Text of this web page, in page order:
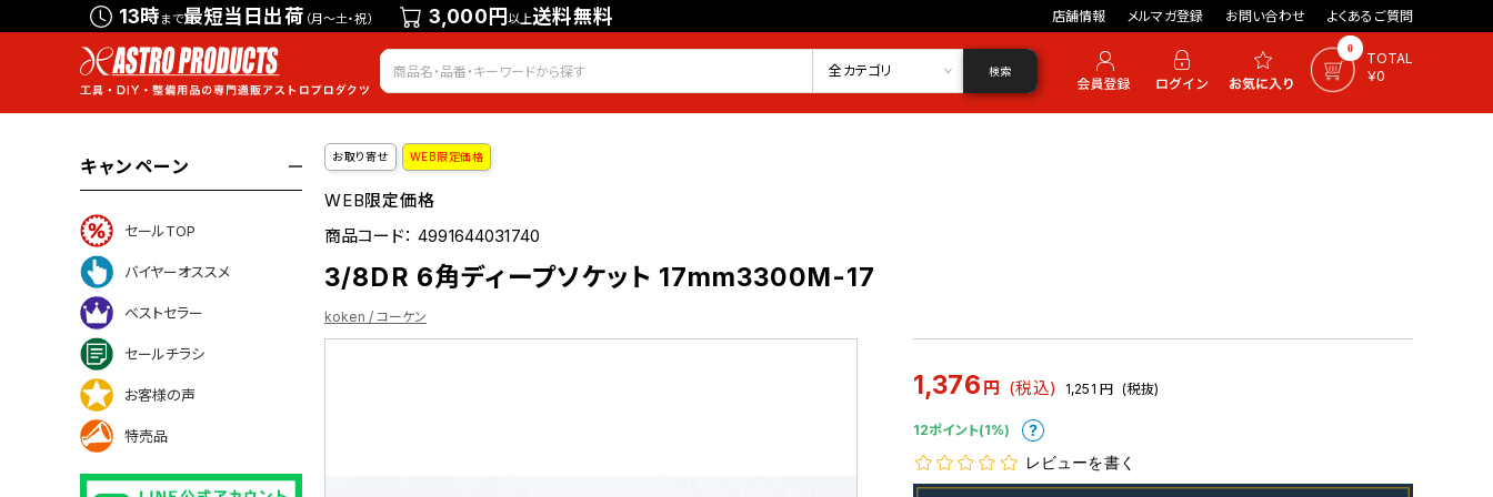
13時まで最短当日出荷 （月～土・祝） 3,000円以上送料無料 店舗情報 メルマガ登録 お問い合わせ よくあるご質問
会員登録 ログイン お気に入り 0
TOTAL
￥0
全カテゴリ 検索
キャンペーン
セールTOP
バイヤーオススメ
ベストセラー
セールチラシ
お客様の声
特売品
お取り寄せ WEB限定価格
WEB限定価格
商品コード：4991644031740
3/8DR 6角ディープソケット 17mm3300M-17
koken / コーケン
1,376 円 (税込) 1,251 円 (税抜)
12ポイント(1%)
レビューを書く